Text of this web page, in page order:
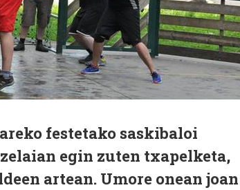
festetako saskibaloi
egin zuten txapelketa,
artean. Umore onean joan